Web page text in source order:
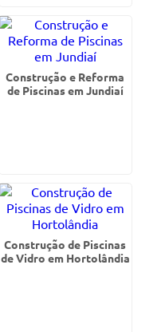
Construção e Reforma
de Piscinas em Jundiaí
Construção de Piscinas
de Vidro em Hortolândia